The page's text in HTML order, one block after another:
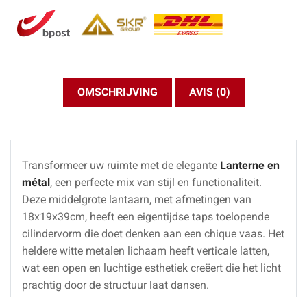
OMSCHRIJVING AVIS (0)
Transformeer uw ruimte met de elegante Lanterne en
métal, een perfecte mix van stijl en functionaliteit.
Deze middelgrote lantaarn, met afmetingen van
18x19x39cm, heeft een eigentijdse taps toelopende
cilindervorm die doet denken aan een chique vaas. Het
heldere witte metalen lichaam heeft verticale latten,
wat een open en luchtige esthetiek creëert die het licht
prachtig door de structuur laat dansen.